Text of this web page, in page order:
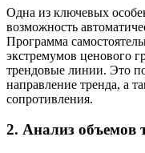
Одна из ключевых
возможность
Программа
экстремумов ценового
трендовые линии. Это
направление тренда, а
сопротивления.
2. Анализ объемов